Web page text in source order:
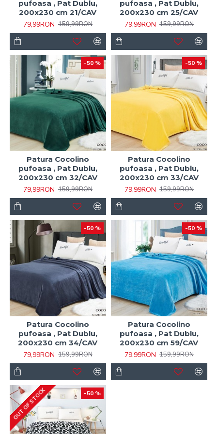
pufoasa , Pat Dublu,
200x230 cm 21/CAV
79,99RON 159,99RON
pufoasa , Pat Dublu,
200x230 cm 25/CAV
79,99RON 159,99RON
-50 %
Patura Cocolino
pufoasa , Pat Dublu,
200x230 cm 32/CAV
79,99RON 159,99RON
-50 %
Patura Cocolino
pufoasa , Pat Dublu,
200x230 cm 33/CAV
79,99RON 159,99RON
-50 %
Patura Cocolino
pufoasa , Pat Dublu,
200x230 cm 34/CAV
79,99RON 159,99RON
-50 %
Patura Cocolino
pufoasa , Pat Dublu,
200x230 cm 59/CAV
79,99RON 159,99RON
-50 %
OUT OF STOCK